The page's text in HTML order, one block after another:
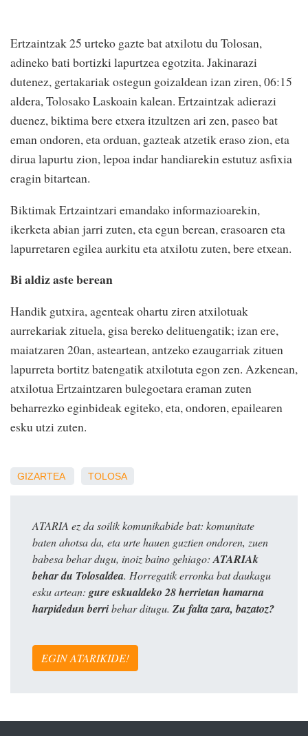
Ertzaintzak 25 urteko gazte bat atxilotu du Tolosan,
adineko bati bortizki lapurtzea egotzita. Jakinarazi
dutenez, gertakariak ostegun goizaldean izan ziren, 06:15
aldera, Tolosako Laskoain kalean. Ertzaintzak adierazi
duenez, biktima bere etxera itzultzen ari zen, paseo bat
eman ondoren, eta orduan, gazteak atzetik eraso zion, eta
dirua lapurtu zion, lepoa indar handiarekin estutuz asfixia
eragin bitartean.
Biktimak Ertzaintzari emandako informazioarekin,
ikerketa abian jarri zuten, eta egun berean, erasoaren eta
lapurretaren egilea aurkitu eta atxilotu zuten, bere etxean.
Bi aldiz aste berean
Handik gutxira, agenteak ohartu ziren atxilotuak
aurrekariak zituela, gisa bereko delituengatik; izan ere,
maiatzaren 20an, asteartean, antzeko ezaugarriak zituen
lapurreta bortitz batengatik atxilotuta egon zen. Azkenean,
atxilotuaErtzaintzarenbulegoetaraeramanzuten
beharrezkoeginbideakegiteko,eta,ondoren,epailearen
eskuutzizuten.
GIZARTEA TOLOSA
ATARIA ez da soilik komunikabide bat: komunitate
baten ahotsa da, eta urte hauen guztien ondoren, zuen
babesa behar dugu, inoiz baino gehiago: ATARIAk
behar du Tolosaldea. Horregatik erronka bat daukagu
esku artean: gure eskualdeko 28 herrietan hamarna
harpidedun berribehar ditugu. Zu falta zara, bazatoz?
EGIN ATARIKIDE!